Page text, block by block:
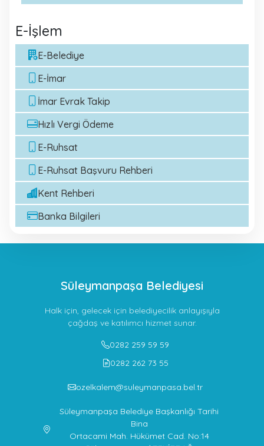
E-İşlem
E-Belediye
E-İmar
İmar Evrak Takip
Hızlı Vergi Ödeme
E-Ruhsat
E-Ruhsat Başvuru Rehberi
Kent Rehberi
Banka Bilgileri
Süleymanpaşa Belediyesi
Halk için, gelecek için belediyecilik anlayışıyla
çağdaş ve katılımcı hizmet sunar.
0282 259 59 59
0282 262 73 55
ozelkalem@suleymanpasa.bel.tr
Süleymanpaşa Belediye Başkanlığı Tarihi
Bina
Ortacami Mah. Hükümet Cad. No:14